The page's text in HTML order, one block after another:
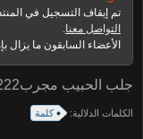
تم إيقاف التسجيل في
التواصل معنا.
الأعضاء السابقون ما يزال
جلب الحبيب مجرب00491634511222
الكلمات الدلالية: كلمة